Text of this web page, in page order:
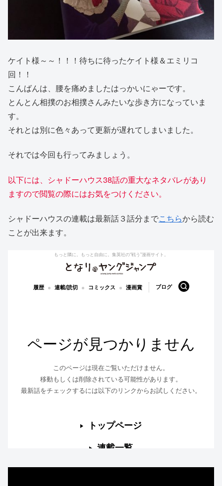
ケイト様～～！！！待ちに待ったケイト様＆エミリコ
回！！
こんばんは、腰を痛めましたはっかいにゃーです。
とんとん相撲のお相撲さんみたいな歩き方になっていま
す。
それとは別に色々あって更新が遅れてしまいました。
それでは今回も行ってみましょう。
以下には、シャドーハウス38話の重大なネタバレがあり
ますので閲覧の際にはお気をつけください。
シャドーハウスの連載は最新話３話分までこちらから読む
ことが出来ます。